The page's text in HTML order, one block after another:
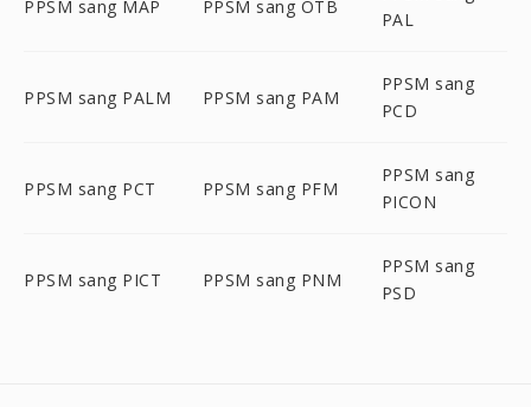
PPSM sang MAP PPSM sang OTB
PAL
PPSM sang PALM PPSM sang PAM
PPSM sang
PCD
PPSM sang PCT PPSM sang PFM
PPSM sang
PICON
PPSM sang PICT PPSM sang PNM
PPSM sang
PSD